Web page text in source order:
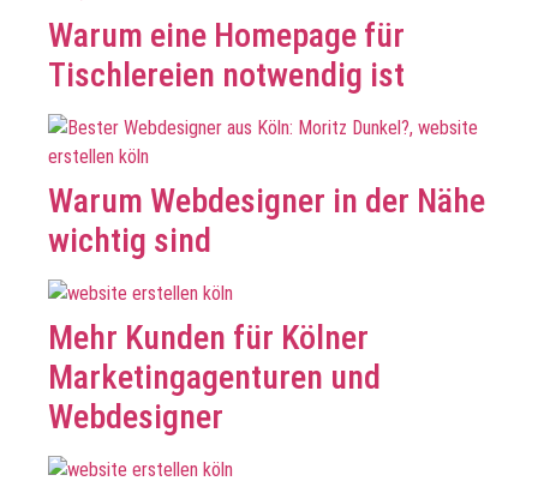
Warum eine Homepage für
Tischlereien notwendig ist
Warum Webdesigner in der Nähe
wichtig sind
Mehr Kunden für Kölner
Marketingagenturen und
Webdesigner